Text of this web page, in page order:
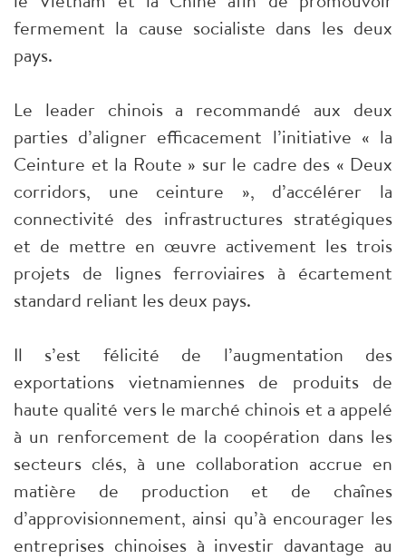
fermement la cause socialiste dans les deux
pays.
Le leader chinois a recommandé aux deux
parties d’aligner efficacement l’initiative « la
Ceinture et la Route » sur le cadre des « Deux
corridors, une ceinture », d’accélérer la
connectivité des infrastructures stratégiques
et de mettre en œuvre activement les trois
projets de lignes ferroviaires à écartement
standard reliant les deux pays.
Il s’est félicité de l’augmentation des
exportations vietnamiennes de produits de
haute qualité vers le marché chinois et a appelé
à un renforcement de la coopération dans les
secteurs clés, à une collaboration accrue en
matière de production et de chaînes
d’approvisionnement, ainsi qu’à encourager les
entreprises chinoises à investir davantage au